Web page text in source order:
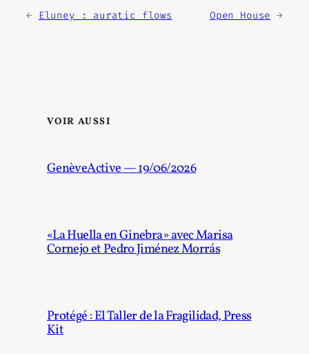
← Eluney : auratic flows Open House →
VOIR AUSSI
GenèveActive — 19/06/2026
«La Huella en Ginebra» avec Marisa
Cornejo et Pedro Jiménez Morrás
Protégé : El Taller de la Fragilidad, Press
Kit